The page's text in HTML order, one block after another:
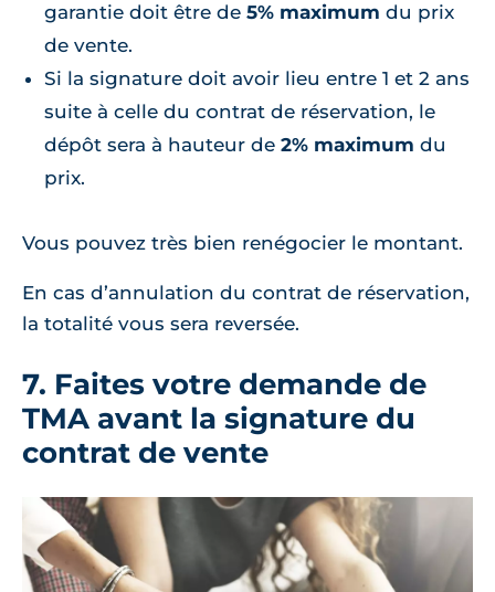
garantie doit être de 5% maximum du prix
de vente.
Si la signature doit avoir lieu entre 1 et 2 ans
suite à celle du contrat de réservation, le
dépôt sera à hauteur de 2% maximum du
prix.
Vous pouvez très bien renégocier le montant.
En cas d’annulation du contrat de réservation,
la totalité vous sera reversée.
7. Faites votre demande de
TMA avant la signature du
contrat de vente